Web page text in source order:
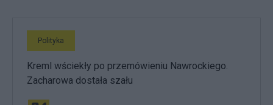
Polityka
Kreml wściekły po przemówieniu Nawrockiego.
Zacharowa dostała szału